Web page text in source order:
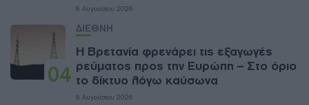
8 Αυγούστου 2026
04
ΔΙΕΘΝΗ
Η Βρετανία φρενάρει τις εξαγωγές
ρεύματος προς την Ευρώπη – Στο όριο
το δίκτυο λόγω καύσωνα
8 Αυγούστου 2026